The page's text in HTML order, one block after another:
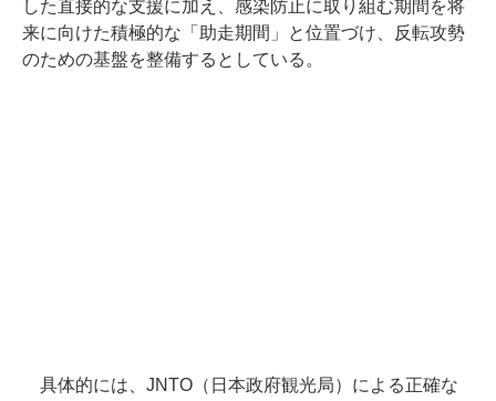
した直接的な支援に加え、感染防止に取り組む期間を将
来に向けた積極的な「助走期間」と位置づけ、反転攻勢
のための基盤を整備するとしている。
具体的には、JNTO（日本政府観光局）による正確な